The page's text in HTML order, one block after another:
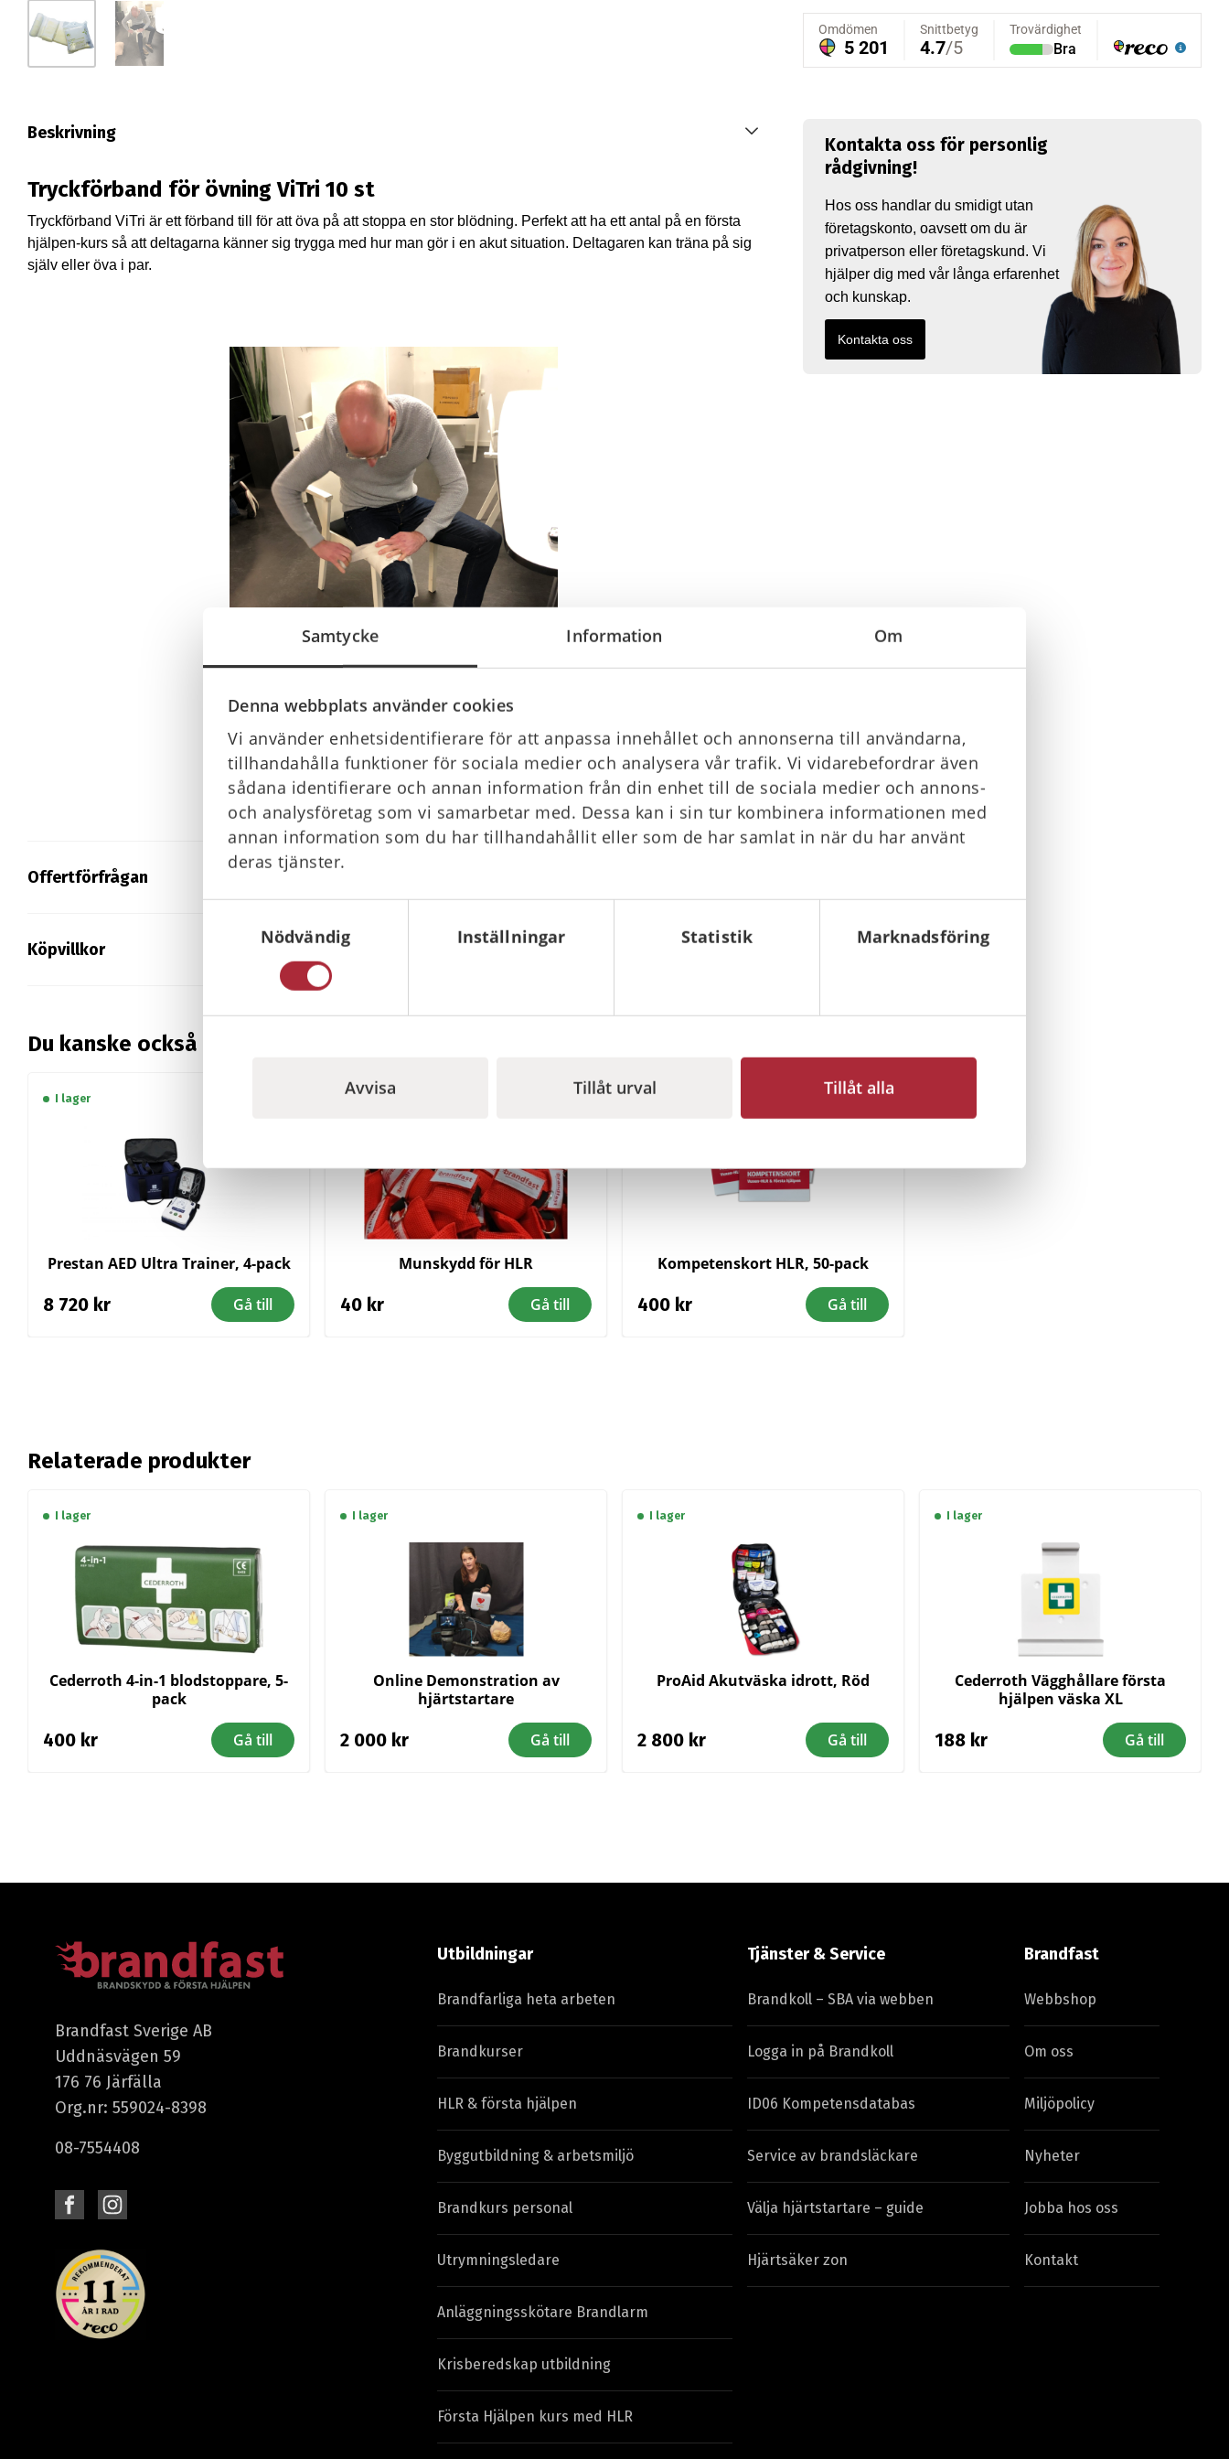
Samtycke Information Om
Denna webbplats använder cookies
Vi använder enhetsidentifierare för att anpassa innehållet och annonserna till användarna,
tillhandahålla funktioner för sociala medier och analysera vår trafik. Vi vidarebefordrar även
sådana identifierare och annan information från din enhet till de sociala medier och annons-
och analysföretag som vi samarbetar med. Dessa kan i sin tur kombinera informationen med
annan information som du har tillhandahållit eller som de har samlat in när du har använt
deras tjänster.
Nödvändig
Inställningar Statistik Marknadsföring
Avvisa Tillåt urval Tillåt alla
Kontakta oss för personlig
rådgivning!
Hos oss handlar du smidigt utan
företagskonto, oavsett om du är
privatperson eller företagskund. Vi
hjälper dig med vår långa erfarenhet
och kunskap.
Kontakta oss
Beskrivning
Tryckförband för övning ViTri 10 st
Tryckförband ViTri är ett förband till för att öva på att stoppa en stor blödning. Perfekt att ha ett antal på en första
hjälpen-kurs så att deltagarna känner sig trygga med hur man gör i en akut situation. Deltagaren kan träna på sig
själv eller öva i par.
Offertförfrågan
Köpvillkor
Du kanske också gillar …
I lager
Prestan AED Ultra Trainer, 4-pack
8 720 kr Gå till
Munskydd för HLR
40 kr Gå till
Kompetenskort HLR, 50-pack
400 kr Gå till
Relaterade produkter
I lager
Cederroth 4-in-1 blodstoppare, 5-
pack
400 kr Gå till
I lager
Online Demonstration av
hjärtstartare
2 000 kr Gå till
I lager
ProAid Akutväska idrott, Röd
2 800 kr Gå till
I lager
Cederroth Vägghållare första
hjälpen väska XL
188 kr Gå till
Brandfast Sverige AB
Uddnäsvägen 59
176 76 Järfälla
Org.nr: 559024-8398
08-7554408
Utbildningar
Brandfarliga heta arbeten
Brandkurser
HLR & första hjälpen
Byggutbildning & arbetsmiljö
Brandkurs personal
Utrymningsledare
Anläggningsskötare Brandlarm
Krisberedskap utbildning
Första Hjälpen kurs med HLR
Tjänster & Service
Brandkoll – SBA via webben
Logga in på Brandkoll
ID06 Kompetensdatabas
Service av brandsläckare
Välja hjärtstartare – guide
Hjärtsäker zon
Brandfast
Webbshop
Om oss
Miljöpolicy
Nyheter
Jobba hos oss
Kontakt